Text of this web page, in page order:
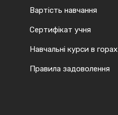
Вартість навчання
Сертифікат учня
Навчальні курси в горах
Правила задоволення